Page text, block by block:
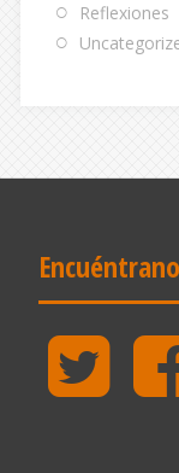
Reflexiones
Twitter